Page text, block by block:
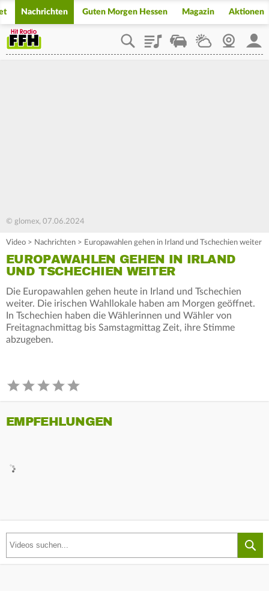
Nachrichten Guten Morgen Hessen Magazin Aktionen
PlaylistStaupilotWetterWebcam
© glomex, 07.06.2024
Video > Nachrichten > Europawahlen gehen in Irland und Tschechien weiter
EUROPAWAHLEN GEHEN IN IRLAND
UND TSCHECHIEN WEITER
Die Europawahlen gehen heute in Irland und Tschechien
weiter. Die irischen Wahllokale haben am Morgen geöffnet.
In Tschechien haben die Wählerinnen und Wähler von
Freitagnachmittag bis Samstagmittag Zeit, ihre Stimme
abzugeben.
EMPFEHLUNGEN